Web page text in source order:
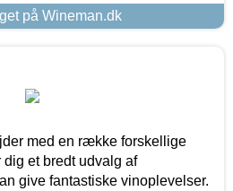
på Wineman.dk
med en række forskellige
dig et bredt udvalg af
give fantastiske vinoplevelser.